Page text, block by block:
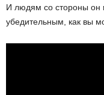
И людям со стороны он
убедительным, как вы